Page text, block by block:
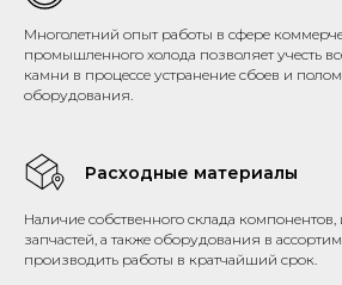
Многолетний опыт работы в сфере
промышленного холода позволяет учесть
камни в процессе устранение сбоев и
оборудования.
Расходные материалы
Наличие собственного склада компонентов,
запчастей, а также оборудования в
производить работы в кратчайший срок.